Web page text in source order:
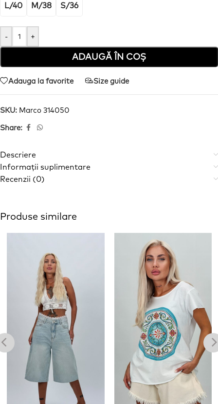
L/40 M/38 S/36
- +
ADAUGĂ ÎN COȘ
Adauga la favorite Size guide
SKU: Marco 314050
Share:
Descriere
Informații suplimentare
Recenzii (0)
Produse similare